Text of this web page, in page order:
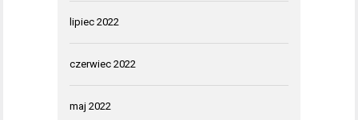
lipiec 2022
czerwiec 2022
maj 2022